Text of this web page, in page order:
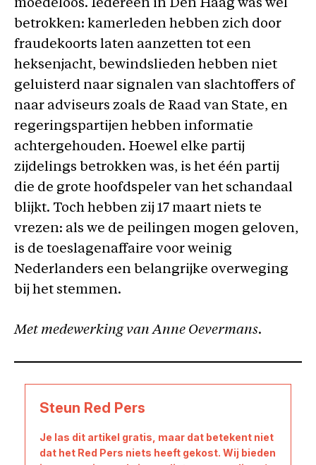
moedeloos. Iedereen in Den Haag was wel
betrokken: kamerleden hebben zich door
fraudekoorts laten aanzetten tot een
heksenjacht, bewindslieden hebben niet
geluisterd naar signalen van slachtoffers of
naar adviseurs zoals de Raad van State, en
regeringspartijen hebben informatie
achtergehouden. Hoewel elke partij
zijdelings betrokken was, is het één partij
die de grote hoofdspeler van het schandaal
blijkt. Toch hebben zij 17 maart niets te
vrezen: als we de peilingen mogen geloven,
is de toeslagenaffaire voor weinig
Nederlanders een belangrijke overweging
bij het stemmen.
Met medewerking van Anne Oevermans.
Steun Red Pers
Je las dit artikel gratis, maar dat betekent niet
dat het Red Pers niets heeft gekost. Wij bieden